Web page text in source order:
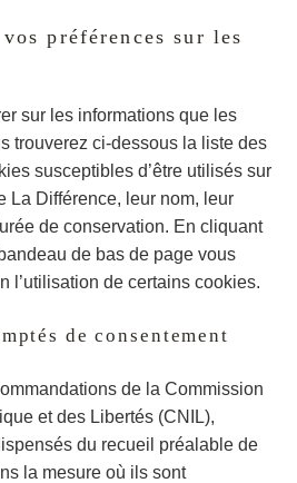
préférences sur les
sur les informations que les
trouverez ci-dessous la liste des
susceptibles d’être utilisés sur
La Différence, leur nom, leur
de conservation. En cliquant
de bas de page vous
l’utilisation de certains cookies.
de consentement
de la Commission
et des Libertés (CNIL),
du recueil préalable de
la mesure où ils sont